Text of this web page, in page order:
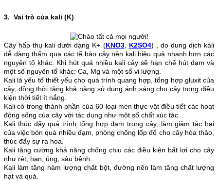
3. Vai trò của kali (K)
Cây hấp thụ kali dưới dạng K+ (KNO3, K2SO4) , do dung dịch kali
dễ dàng thấm qua các tế bào cây nên kali hiệu quả nhanh hơn các
nguyên tố khác. Khi hút quá nhiều kali cây sẽ hạn chế hút đạm và
một số nguyên tố khác: Ca, Mg và một số vi lượng.
Kali là yếu tố thiết yếu cho quá trình quang hợp, tổng hợp gluxit của
cây, đồng thời tăng khả năng sử dụng ánh sáng cho cây trong điều
kiện thời tiết ít nắng.
Kali có trong thành phần của 60 loại men thực vật điều tiết các hoạt
động sống của cây với tác dụng như một số chất xúc tác.
Kali thúc đẩy quá trình tổng hợp đạm trong cây, làm giảm tác hại
của việc bón quá nhiều đạm, phòng chống lốp đổ cho cây hòa thảo,
thúc đẩy sự ra hoa.
Kali tăng cường khả năng chống chịu các điều kiện bất lợi cho cây
như rét, hạn, úng, sâu bệnh.
Kali làm tăng hàm lượng chất bột, đường nên làm tăng chất lượng
hạt và quả.